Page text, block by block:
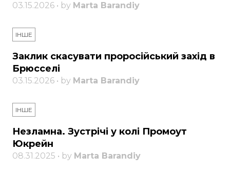
03.15.2026 • by Marta Barandiy
ІНШЕ
Заклик скасувати проросійський захід в
Брюсселі
03.15.2026 • by Marta Barandiy
ІНШЕ
Незламна. Зустрічі у колі Промоут
Юкрейн
08.31.2025 • by Marta Barandiy